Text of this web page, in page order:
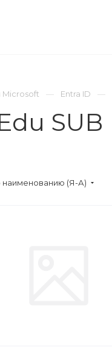
Microsoft Entra ID
SUB
наименованию (Я-А)